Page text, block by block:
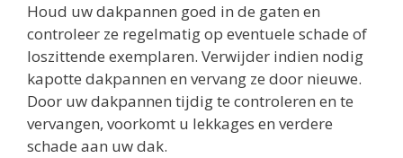
Houd uw dakpannen goed in de gaten en
controleer ze regelmatig op eventuele schade of
loszittende exemplaren. Verwijder indien nodig
kapotte dakpannen en vervang ze door nieuwe.
Door uw dakpannen tijdig te controleren en te
vervangen, voorkomt u lekkages en verdere
schade aan uw dak.